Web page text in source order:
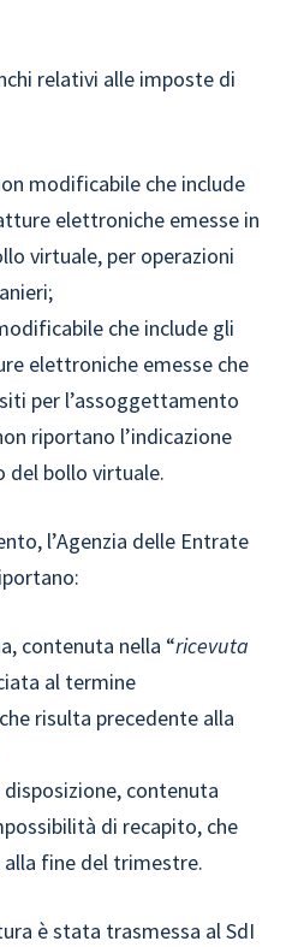
relativi alle imposte di
modificabile che include
elettroniche emesse in
virtuale, per operazioni
che include gli
elettroniche emesse che
per l’assoggettamento
riportano l’indicazione
del bollo virtuale.
l’Agenzia delle Entrate
contenuta nella “ricevuta
al termine
risulta precedente alla
contenuta
di recapito, che
fine del trimestre.
è stata trasmessa al SdI